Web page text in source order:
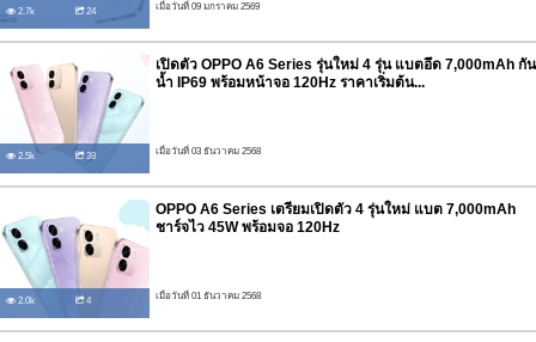
2.7k 24 เมื่อวันที่ 09 มกราคม 2569
2.5k 38
เปิดตัว OPPO A6 Series รุ่นใหม่ 4 รุ่น แบตอึด 7,000mAh กัน
น้ำ IP69 พร้อมหน้าจอ 120Hz ราคาเริ่มต้น...
เมื่อวันที่ 03 ธันวาคม 2568
2.0k 4
OPPO A6 Series เตรียมเปิดตัว 4 รุ่นใหม่ แบต 7,000mAh
ชาร์จไว 45W พร้อมจอ 120Hz
เมื่อวันที่ 01 ธันวาคม 2568